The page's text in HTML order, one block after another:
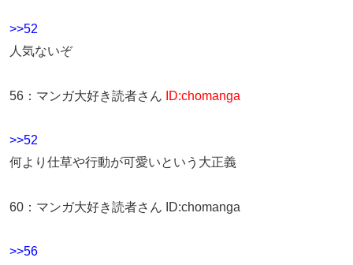
>>52
人気ないぞ
56 ： マンガ大好き読者さん ID:chomanga
>>52
何より仕草や行動が可愛いという大正義
60 ： マンガ大好き読者さん ID:chomanga
>>56